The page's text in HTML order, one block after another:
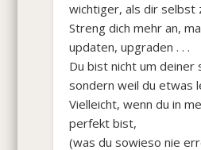
wichtiger, als dir selbst
Streng dich mehr an,
updaten, upgraden . . .
Du bist nicht um deiner
sondern weil du etwas
Vielleicht, wenn du in
perfekt bist,
(was du sowieso nie